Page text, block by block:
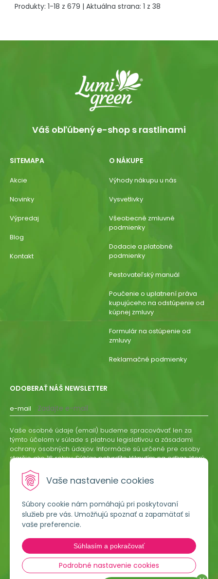
Vaše nastavenie cookies
Súbory cookie nám pomáhajú pri poskytovaní
služieb pre vás. Umožňujú spoznať a zapamätať si
vaše preferencie.
Súhlasím a pokračovať
Podrobné nastavenie cookies
Produkty: 1-18 z 679 | Aktuálna strana: 1 z 38
Lumigreen, s.r.o.
Hradská 535
966 54 Tekovské Nemce
Váš obľúbený e-shop s rastlinami
SITEMAPA
Akcie
Novinky
Výpredaj
Blog
Kontakt
O NÁKUPE
Výhody nákupu u nás
Vysvetlivky
Všeobecné zmluvné
podmienky
Dodacie a platobné
podmienky
Pestovateľský manuál
Poučenie o uplatnení práva
kupujúceho na odstúpenie od
kúpnej zmluvy
Formulár na ostúpenie od
zmluvy
Reklamačné podmienky
ODOBERAŤ NÁŠ NEWSLETTER
e-mail
ODOBERAŤ
Vaše osobné údaje (email) budeme spracovávať len za
týmto účelom v súlade s platnou legislatívou a zásadami
ochrany osobných údajov. Informácie sú určené pre osoby
staršie ako 16 rokov. Súhlas potvrdíte kliknutím na odkaz, ktorý
odvolať písomne, emailom alebo kliknutím na odkaz z
ktoréhokoľvek informačného emailu.